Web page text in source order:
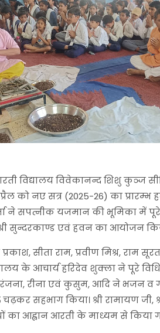
विद्यालय विवेकानन्द शिशु कुञ्ज
को नए सत्र (2025-26) का
वर्मा ने सपत्नीक यजमान की भूमिका में
सुन्दरकाण्ड एवं हवन का आयोजन
सीता राम, प्रवीण मिश्र, राम
के आचार्य हरिदेव शुक्ला ने पूरे
रीना एवं कुसुम, आदि ने भजन व
चढ़कर सहभाग किया। श्री रामायण
का आह्वान आरती के माध्यम से किया